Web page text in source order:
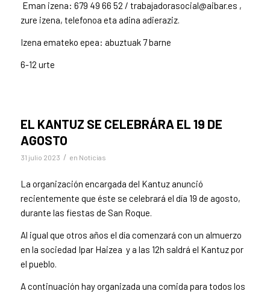
Eman izena: 679 49 66 52 / trabajadorasocial@aibar.es ,
zure izena, telefonoa eta adina adieraziz.
Izena emateko epea: abuztuak 7 barne
6-12 urte
EL KANTUZ SE CELEBRÁRA EL 19 DE
AGOSTO
31 julio 2023 / en Noticias
La organización encargada del Kantuz anunció
recientemente que éste se celebrará el día 19 de agosto,
durante las fiestas de San Roque.
Al igual que otros años el día comenzará con un almuerzo
en la sociedad Ipar Haizea y a las 12h saldrá el Kantuz por
el pueblo.
A continuación hay organizada una comida para todos los